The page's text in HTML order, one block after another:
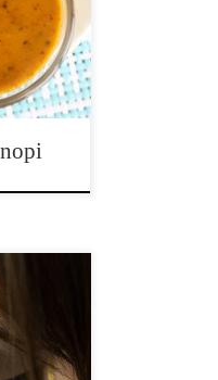
małej
się
mleka
żółtka (z